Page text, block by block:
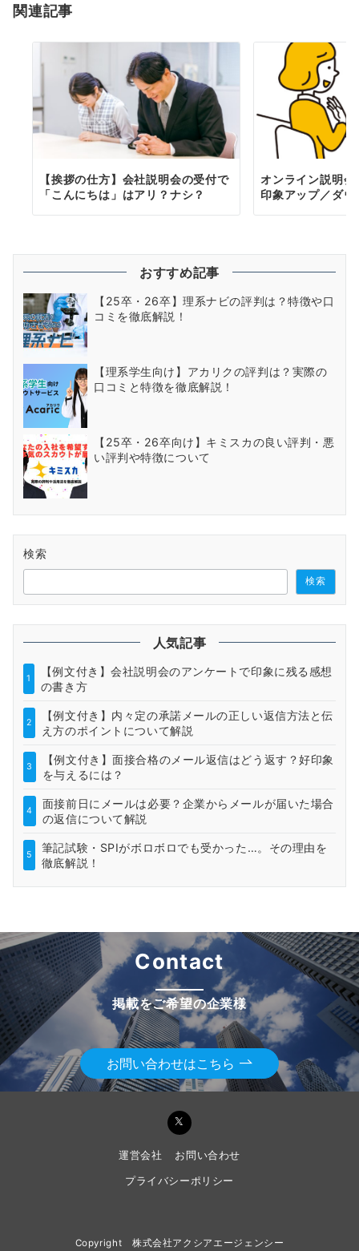
ン
関連記事
【挨拶の仕方】会社説明会の受付で
「こんにちは」はアリ？ナシ？
オンライン説明
印象アップ／ダ
おすすめ記事
【25卒・26卒】理系ナビの評判は？特徴や口
コミを徹底解説！
【理系学生向け】アカリクの評判は？実際の
口コミと特徴を徹底解説！
【25卒・26卒向け】キミスカの良い評判・悪
い評判や特徴について
検索
検索
人気記事
1
【例文付き】会社説明会のアンケートで印象に残る感想
の書き方
2
【例文付き】内々定の承諾メールの正しい返信方法と伝
え方のポイントについて解説
3
【例文付き】面接合格のメール返信はどう返す？好印象
を与えるには？
4
面接前日にメールは必要？企業からメールが届いた場合
の返信について解説
5
筆記試験・SPIがボロボロでも受かった…。その理由を
徹底解説！
Contact
掲載をご希望の企業様
お問い合わせはこちら
運営会社 お問い合わせ
プライバシーポリシー
Copyright 株式会社アクシアエージェンシー